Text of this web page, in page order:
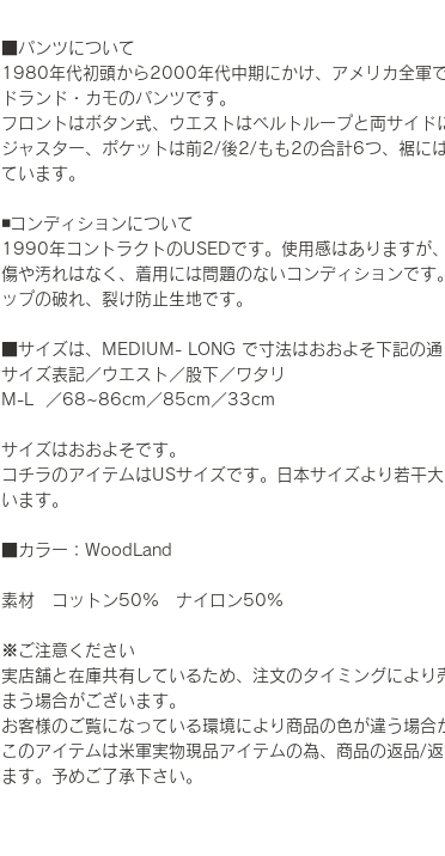
■パンツについて
1980年代初頭から2000年代中期にかけ、アメリカ全軍
ドランド・カモのパンツです。
フロントはボタン式、ウエストはベルトループと両サイド
ジャスター、ポケットは前2/後2/もも2の合計6つ、裾に
ています。
◾️コンディションについて
1990年コントラクトのUSEDです。使用感はありますが
傷や汚れはなく、着用には問題のないコンディションです
ップの破れ、裂け防止生地です。
■サイズは、MEDIUM- LONG で寸法はおおよそ下記の通
サイズ表記／ウエスト／股下／ワタリ
M-L ／68~86cm／85cm／33cm
サイズはおおよそです。
コチラのアイテムはUSサイズです。日本サイズより若干
います。
■カラー：WoodLand
素材 コットン50% ナイロン50%
※ご注意ください
実店舗と在庫共有しているため、注文のタイミングにより
まう場合がございます。
お客様のご覧になっている環境により商品の色が違う場合
このアイテムは米軍実物現品アイテムの為、商品の返品/
ます。予めご了承下さい。